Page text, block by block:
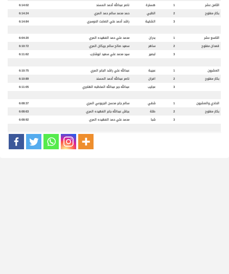
الثامن عشر 1 هسترة ناصر عبدالله أحمد المسند
6:14:02
بكار مفتوح
2 الظبي حمد محمد سالم حمد المري
6:14:24
3
الشايبة راشد أحمد علي الضابت الدوسري 6:14:84
التاسع عشر 1 بدران محمد علي حمد الفهيده المري
6:04:20
قعدان مفتوح
2 ساهر سعيد صالح سالم بريكان المري
6:10:72
3
لبصير سيد محمد علي سعيد ابوشارب 6:11:62
العشرون 1 عجيبة عبدالله علي راشد الجابر المري
6:10:75
بكار مفتوح
2 افران ناصر عبدالله أحمد المسند
6:10:89
3
عجايب عبدالله جبر عبدالله المخظبه الهاجري 6:11:05
الحادي والعشرون 1 شقي سالم جابر محسن الجربوعي المري
6:08:37
بكار مفتوح
2 طلة بجاش عبدالله جابر الفهيده المري
6:08:63
3
شبا محمد علي حمد الفهيده المري 6:08:92